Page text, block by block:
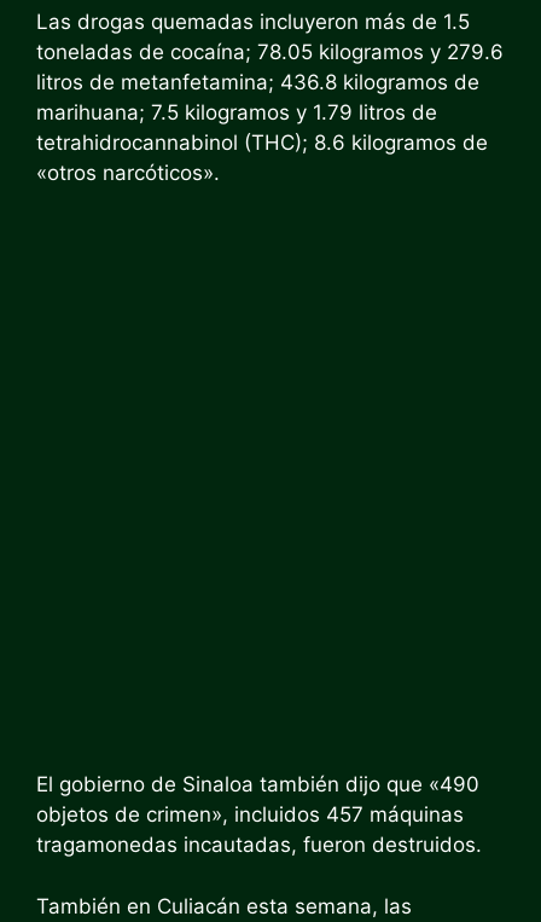
Las drogas quemadas incluyeron más de 1.5
toneladas de cocaína; 78.05 kilogramos y 279.6
litros de metanfetamina; 436.8 kilogramos de
marihuana; 7.5 kilogramos y 1.79 litros de
tetrahidrocannabinol (THC); 8.6 kilogramos de
«otros narcóticos».
El gobierno de Sinaloa también dijo que «490
objetos de crimen», incluidos 457 máquinas
tragamonedas incautadas, fueron destruidos.
También en Culiacán esta semana, las